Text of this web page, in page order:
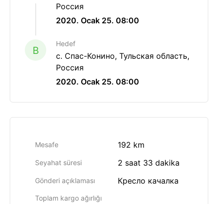
Россия
2020. Ocak 25. 08:00
B
Hedef
с. Спас-Конино, Тульская область,
Россия
2020. Ocak 25. 08:00
Mesafe 192 km
Seyahat süresi 2 saat 33 dakika
Gönderi açıklaması Кресло качалка
Toplam kargo ağırlığı